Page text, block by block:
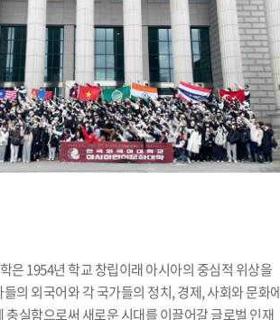
은 1954년 학교 창립이래 아시아의 중심적 위상을
의 외국어와 각 국가들의 정치, 경제, 사회와 문화
충실함으로써 새로운 시대를 이끌어갈 글로벌 인재